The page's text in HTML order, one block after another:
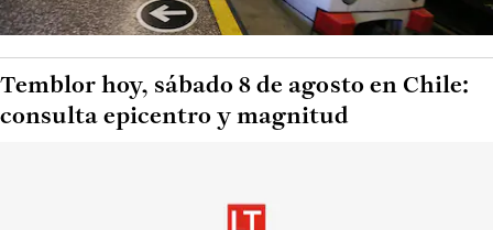
Temblor hoy, sábado 8 de agosto en Chile:
consulta epicentro y magnitud